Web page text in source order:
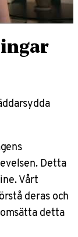
Detta
Vårt
deras och
detta